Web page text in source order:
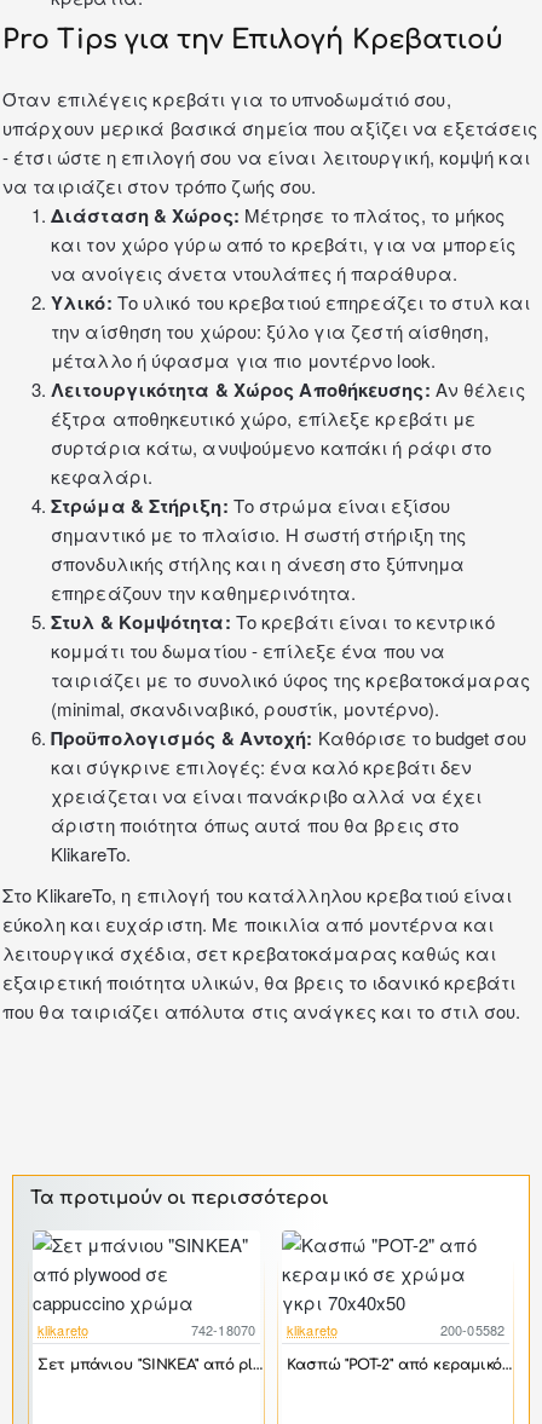
Pro Tips για την Επιλογή Κρεβατιού
Όταν επιλέγεις κρεβάτι για το υπνοδωμάτιό σου,
υπάρχουν μερικά βασικά σημεία που αξίζει να εξετάσεις
- έτσι ώστε η επιλογή σου να είναι λειτουργική, κομψή και
να ταιριάζει στον τρόπο ζωής σου.
Διάσταση & Χώρος: Μέτρησε το πλάτος, το μήκος
και τον χώρο γύρω από το κρεβάτι, για να μπορείς
να ανοίγεις άνετα ντουλάπες ή παράθυρα.
Υλικό: Το υλικό του κρεβατιού επηρεάζει το στυλ και
την αίσθηση του χώρου: ξύλο για ζεστή αίσθηση,
μέταλλο ή ύφασμα για πιο μοντέρνο look.
Λειτουργικότητα & Χώρος Αποθήκευσης: Αν θέλεις
έξτρα αποθηκευτικό χώρο, επίλεξε κρεβάτι με
συρτάρια κάτω, ανυψούμενο καπάκι ή ράφι στο
κεφαλάρι.
Στρώμα & Στήριξη: Το στρώμα είναι εξίσου
σημαντικό με το πλαίσιο. Η σωστή στήριξη της
σπονδυλικής στήλης και η άνεση στο ξύπνημα
επηρεάζουν την καθημερινότητα.
Στυλ & Κομψότητα: Το κρεβάτι είναι το κεντρικό
κομμάτι του δωματίου - επίλεξε ένα που να
ταιριάζει με το συνολικό ύφος τηςκρεβατοκάμαρας
(minimal, σκανδιναβικό, ρουστίκ, μοντέρνο).
Προϋπολογισμός & Αντοχή: Καθόρισε το budget σου
και σύγκρινε επιλογές: ένα καλό κρεβάτι δεν
χρειάζεται να είναι πανάκριβο αλλά να έχει
άριστη ποιότητα όπως αυτά που θα βρεις στο
KlikareTo.
Στο KlikareTo, η επιλογή του κατάλληλου κρεβατιού είναι
εύκολη και ευχάριστη. Με ποικιλία από μοντέρνα και
λειτουργικά σχέδια, σετ κρεβατοκάμαρας καθώς και
εξαιρετική ποιότητα υλικών, θα βρεις το ιδανικό κρεβάτι
που θα ταιριάζει απόλυτα στις ανάγκες και το στιλ σου.
Τα προτιμούν οι περισσότεροι
-17%
klikareto 742-18070
Σετ μπάνιου "SINKEA" από plywood σε cappuccino χρώμα
-46%
klikareto 200-05582
Κασπώ "POT-2" από κεραμικό σε χρώμα γκρι 70x40x50